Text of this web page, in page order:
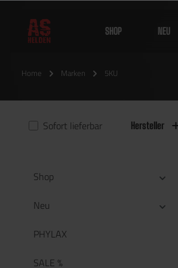
SHOP NEU
Home Marken 5KU
Sofort lieferbar Hersteller
Shop
Neu
PHYLAX
SALE %